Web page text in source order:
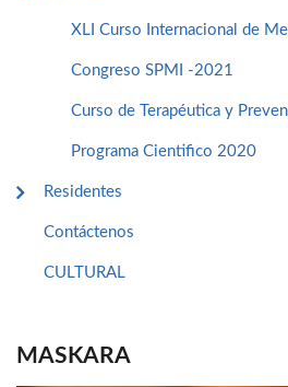
XLI Curso Internacional de
Congreso SPMI -2021
Curso de Terapéutica y
Programa Cientifico 2020
Residentes
Contáctenos
CULTURAL
MASKARA